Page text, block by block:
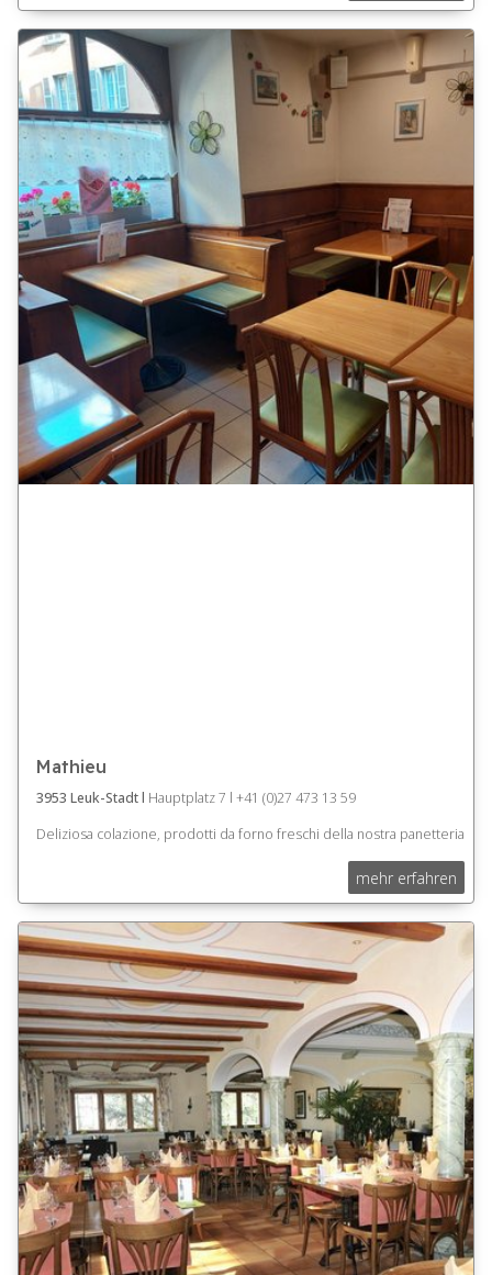
Mathieu
3953 Leuk-Stadt l Hauptplatz 7 l +41 (0)27 473 13 59
Deliziosa colazione, prodotti da forno freschi della nostra panetteria
mehr erfahren